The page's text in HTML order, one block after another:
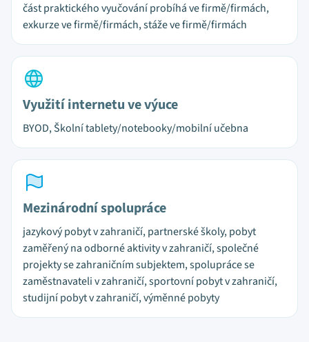
část praktického vyučování probíhá ve firmě/firmách,
exkurze ve firmě/firmách, stáže ve firmě/firmách
Využití internetu ve výuce
BYOD, Školní tablety/notebooky/mobilní učebna
Mezinárodní spolupráce
jazykový pobyt v zahraničí, partnerské školy, pobyt
zaměřený na odborné aktivity v zahraničí, společné
projekty se zahraničním subjektem, spolupráce se
zaměstnavateli v zahraničí, sportovní pobyt v zahraničí,
studijní pobyt v zahraničí, výměnné pobyty